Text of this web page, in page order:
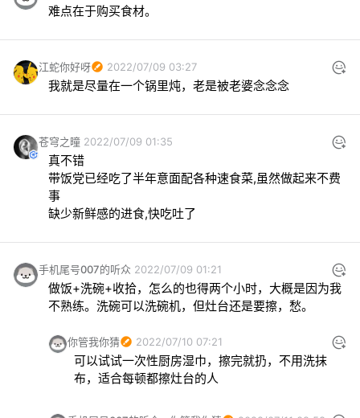
难点在于购买食材。
江蛇你好呀 2022/07/09 03:27
我就是尽量在一个锅里炖，老是被老婆念念念
苍穹之曈 2022/07/09 01:35
真不错
带饭党已经吃了半年意面配各种速食菜,虽然做起来不费
事
缺少新鲜感的进食,快吃吐了
手机尾号007的听众 2022/07/09 01:21
做饭+洗碗+收拾，怎么的也得两个小时，大概是因为我
不熟练。洗碗可以洗碗机，但灶台还是要擦，愁。
你管我你猜 2022/07/10 07:21
可以试试一次性厨房湿巾，擦完就扔，不用洗抹
布，适合每顿都擦灶台的人